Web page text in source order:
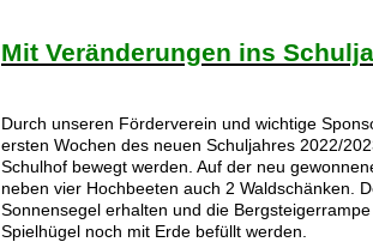
Mit Veränderungen ins
Durch unseren Förderverein und wichtige
ersten Wochen des neuen Schuljahres 2022/
Schulhof bewegt werden. Auf der neu
neben vier Hochbeeten auch 2 Waldschänken.
Sonnensegel erhalten und die
Spielhügel noch mit Erde befüllt werden.